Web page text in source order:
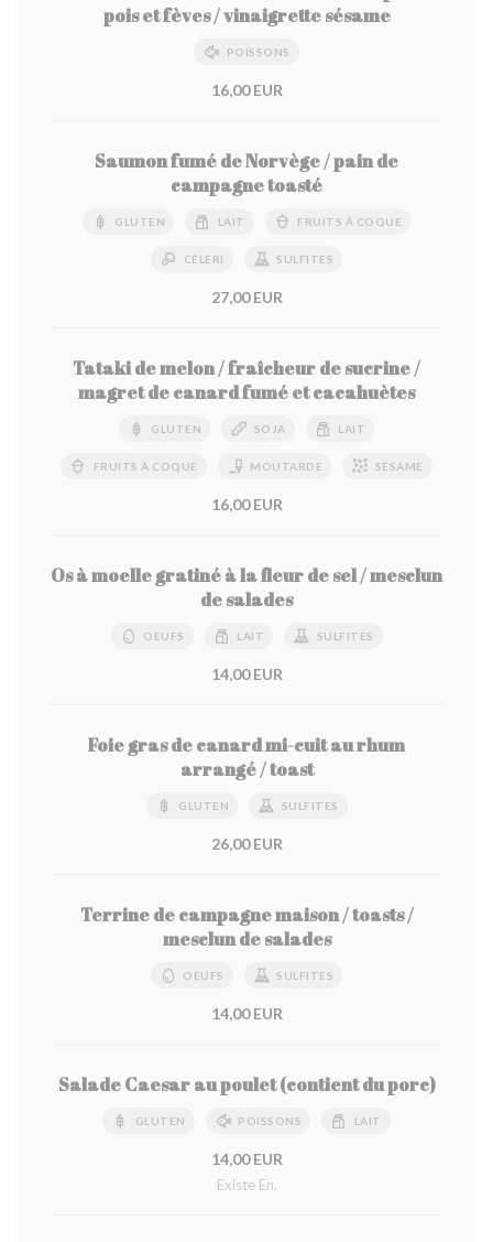
pois et fèves / vinaigrette sésame
POISSONS
16,00 EUR
Saumon fumé de Norvège / pain de
campagne toasté
GLUTEN LAIT FRUITS À COQUE
CÉLERI SULFITES
27,00 EUR
Tataki de melon / fraîcheur de sucrine /
magret de canard fumé et cacahuètes
GLUTEN SOJA LAIT
FRUITS À COQUE MOUTARDE SÉSAME
16,00 EUR
Os à moelle gratiné à la fleur de sel / mesclun
de salades
OEUFS LAIT SULFITES
14,00 EUR
Foie gras de canard mi-cuit au rhum
arrangé / toast
GLUTEN SULFITES
26,00 EUR
Terrine de campagne maison / toasts /
mesclun de salades
OEUFS SULFITES
14,00 EUR
Salade Caesar au poulet (contient du porc)
GLUTEN POISSONS LAIT
14,00 EUR
Existe En.